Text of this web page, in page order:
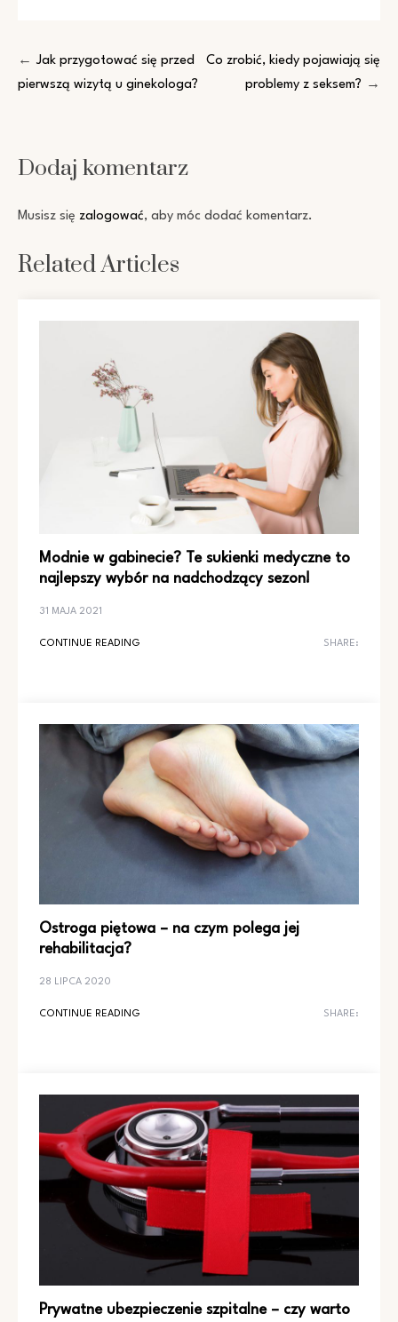
Nawigacja
wpisu
Jak przygotować się przed
pierwszą wizytą u ginekologa?
Co zrobić, kiedy pojawiają się
problemy z seksem?
Dodaj komentarz
Musisz się zalogować, aby móc dodać komentarz.
Related Articles
Modnie w gabinecie? Te sukienki medyczne to
najlepszy wybór na nadchodzący sezon!
31 MAJA 2021
CONTINUE READING SHARE:
Ostroga piętowa – na czym polega jej
rehabilitacja?
28 LIPCA 2020
CONTINUE READING SHARE:
Prywatne ubezpieczenie szpitalne – czy warto